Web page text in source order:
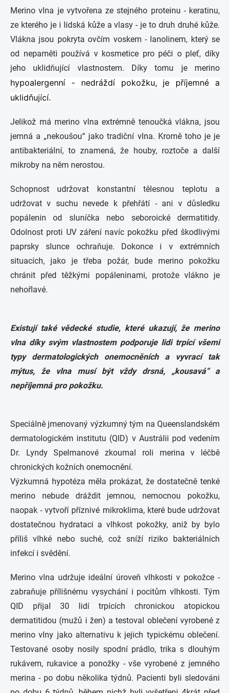
Merino vlna je vytvořena ze stejného proteinu - keratinu,
ze kterého je i lidská kůže a vlasy - je to druh druhé kůže.
Vlákna jsou pokryta ovčím voskem - lanolinem, který se
od nepaměti používá v kosmetice pro péči o pleť, díky
jeho uklidňující vlastnostem. Díky tomu je merino
hypoalergenní - nedráždí pokožku, je příjemné a
uklidňující.
Jelikož má merino vlna extrémně tenoučká vlákna, jsou
jemná a „nekoušou“ jako tradiční vlna. Kromě toho je je
antibakteriální, to znamená, že houby, roztoče a další
mikroby na něm nerostou.
Schopnost udržovat konstantní tělesnou teplotu a
udržovat v suchu nevede k přehřátí - ani v důsledku
popálenin od sluníčka nebo seboroické dermatitidy.
Odolnost proti UV záření navíc pokožku před škodlivými
paprsky slunce ochraňuje. Dokonce i v extrémních
situacích, jako je třeba požár, bude merino pokožku
chránit před těžkými popáleninami, protože vlákno je
nehořlavé.
Existují také vědecké studie, které ukazují, že merino
vlna díky svým vlastnostem podporuje lidi trpící všemi
typy dermatologických onemocněních a vyvrací tak
mýtus, že vlna musí být vždy drsná, „kousavá“ a
nepříjemná pro pokožku.
Speciálně jmenovaný výzkumný tým na Queenslandském
dermatologickém institutu (QID) v Austrálii pod vedením
Dr. Lyndy Spelmanové zkoumal roli merina v léčbě
chronických kožních onemocnění.
Výzkumná hypotéza měla prokázat, že dostatečně tenké
merino nebude dráždit jemnou, nemocnou pokožku,
naopak - vytvoří příznivé mikroklima, které bude udržovat
dostatečnou hydrataci a vlhkost pokožky, aniž by bylo
příliš vlhké nebo suché, což sníží riziko bakteriálních
infekcí i svědění.
Merino vlna udržuje ideální úroveň vlhkosti v pokožce -
zabraňuje přílišnému vysychání i pocitům vlhkosti. Tým
QID přijal 30 lidí trpících chronickou atopickou
dermatitidou (mužů i žen) a testoval oblečení vyrobené z
merino vlny jako alternativu k jejich typickému oblečení.
Testované osoby nosily spodní prádlo, trika s dlouhým
rukávem, rukavice a ponožky - vše vyrobené z jemného
merina - po dobu několika týdnů. Pacienti byli sledováni